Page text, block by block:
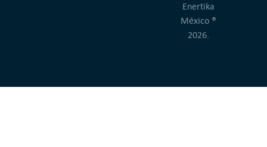
Enertika
México ®
2026.